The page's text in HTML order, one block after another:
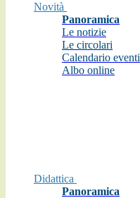
Novità
Panoramica
Le notizie
Le circolari
Calendario eventi
Albo online
Didattica
Panoramica